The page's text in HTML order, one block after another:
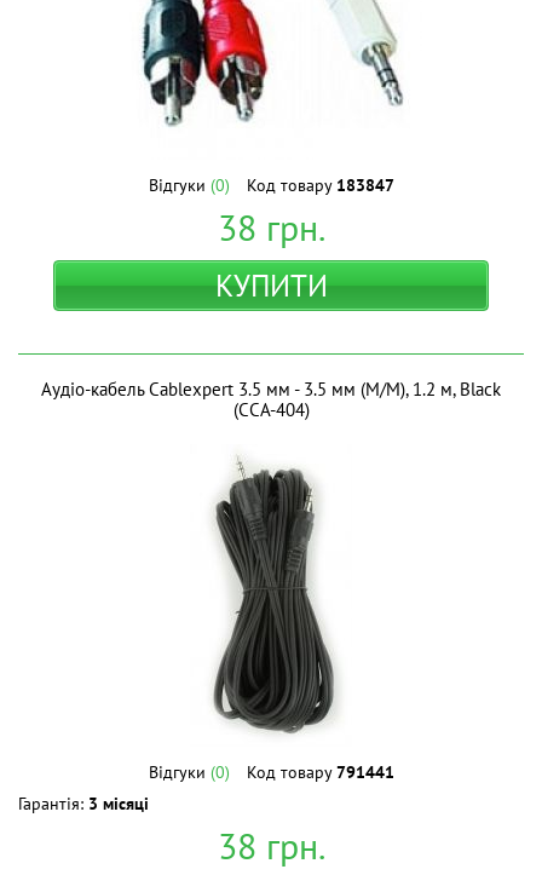
Відгуки (0) Код товару 183847
38 грн.
КУПИТИ
Аудіо-кабель Cablexpert 3.5 мм - 3.5 мм (M/M), 1.2 м, Black
(CCA-404)
Відгуки (0) Код товару791441
Гарантія: 3 місяці
38 грн.